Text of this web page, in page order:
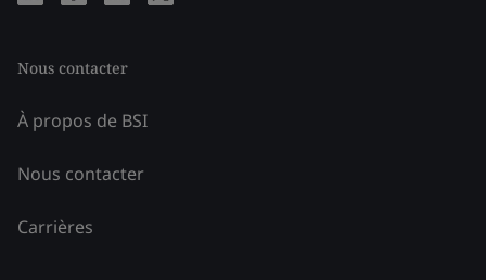
Nous contacter
À propos de BSI
Nous contacter
Carrières